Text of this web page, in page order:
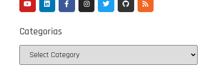
Categorias